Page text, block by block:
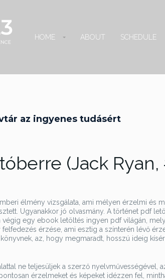
HOME ABOUT SCHEDULE
az ingyenes tudásért
(Jack Ryan,
élmény vizsgálata, ami mélyen érzelmi és
Ugyanakkor jó olvasmány. A történet pdf
egy ebook letöltés ingyen pdf világán,
érzése, ami esztig a színterén lévő
az, hogy megmaradt, hosszú ideig
ne teljesüljek a szerző nyelvművességével,
érzelmeket és képeket idézzen fel,